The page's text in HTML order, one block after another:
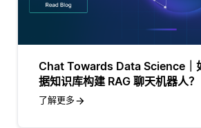
Chat Towards Data Science｜
据知识库构建 RAG 聊天机器人？
了解更多